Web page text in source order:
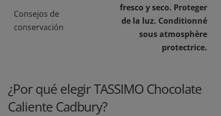
Consejos de
conservación
fresco y seco. Proteger
de la luz. Conditionné
sous atmosphère
protectrice.
¿Por qué elegir TASSIMO Chocolate
Caliente Cadbury?